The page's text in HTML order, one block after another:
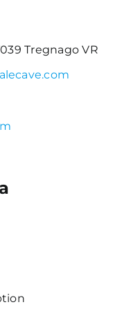
Tregnago VR